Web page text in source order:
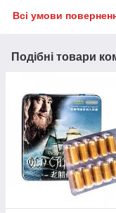
Всі умови
Подібні товари